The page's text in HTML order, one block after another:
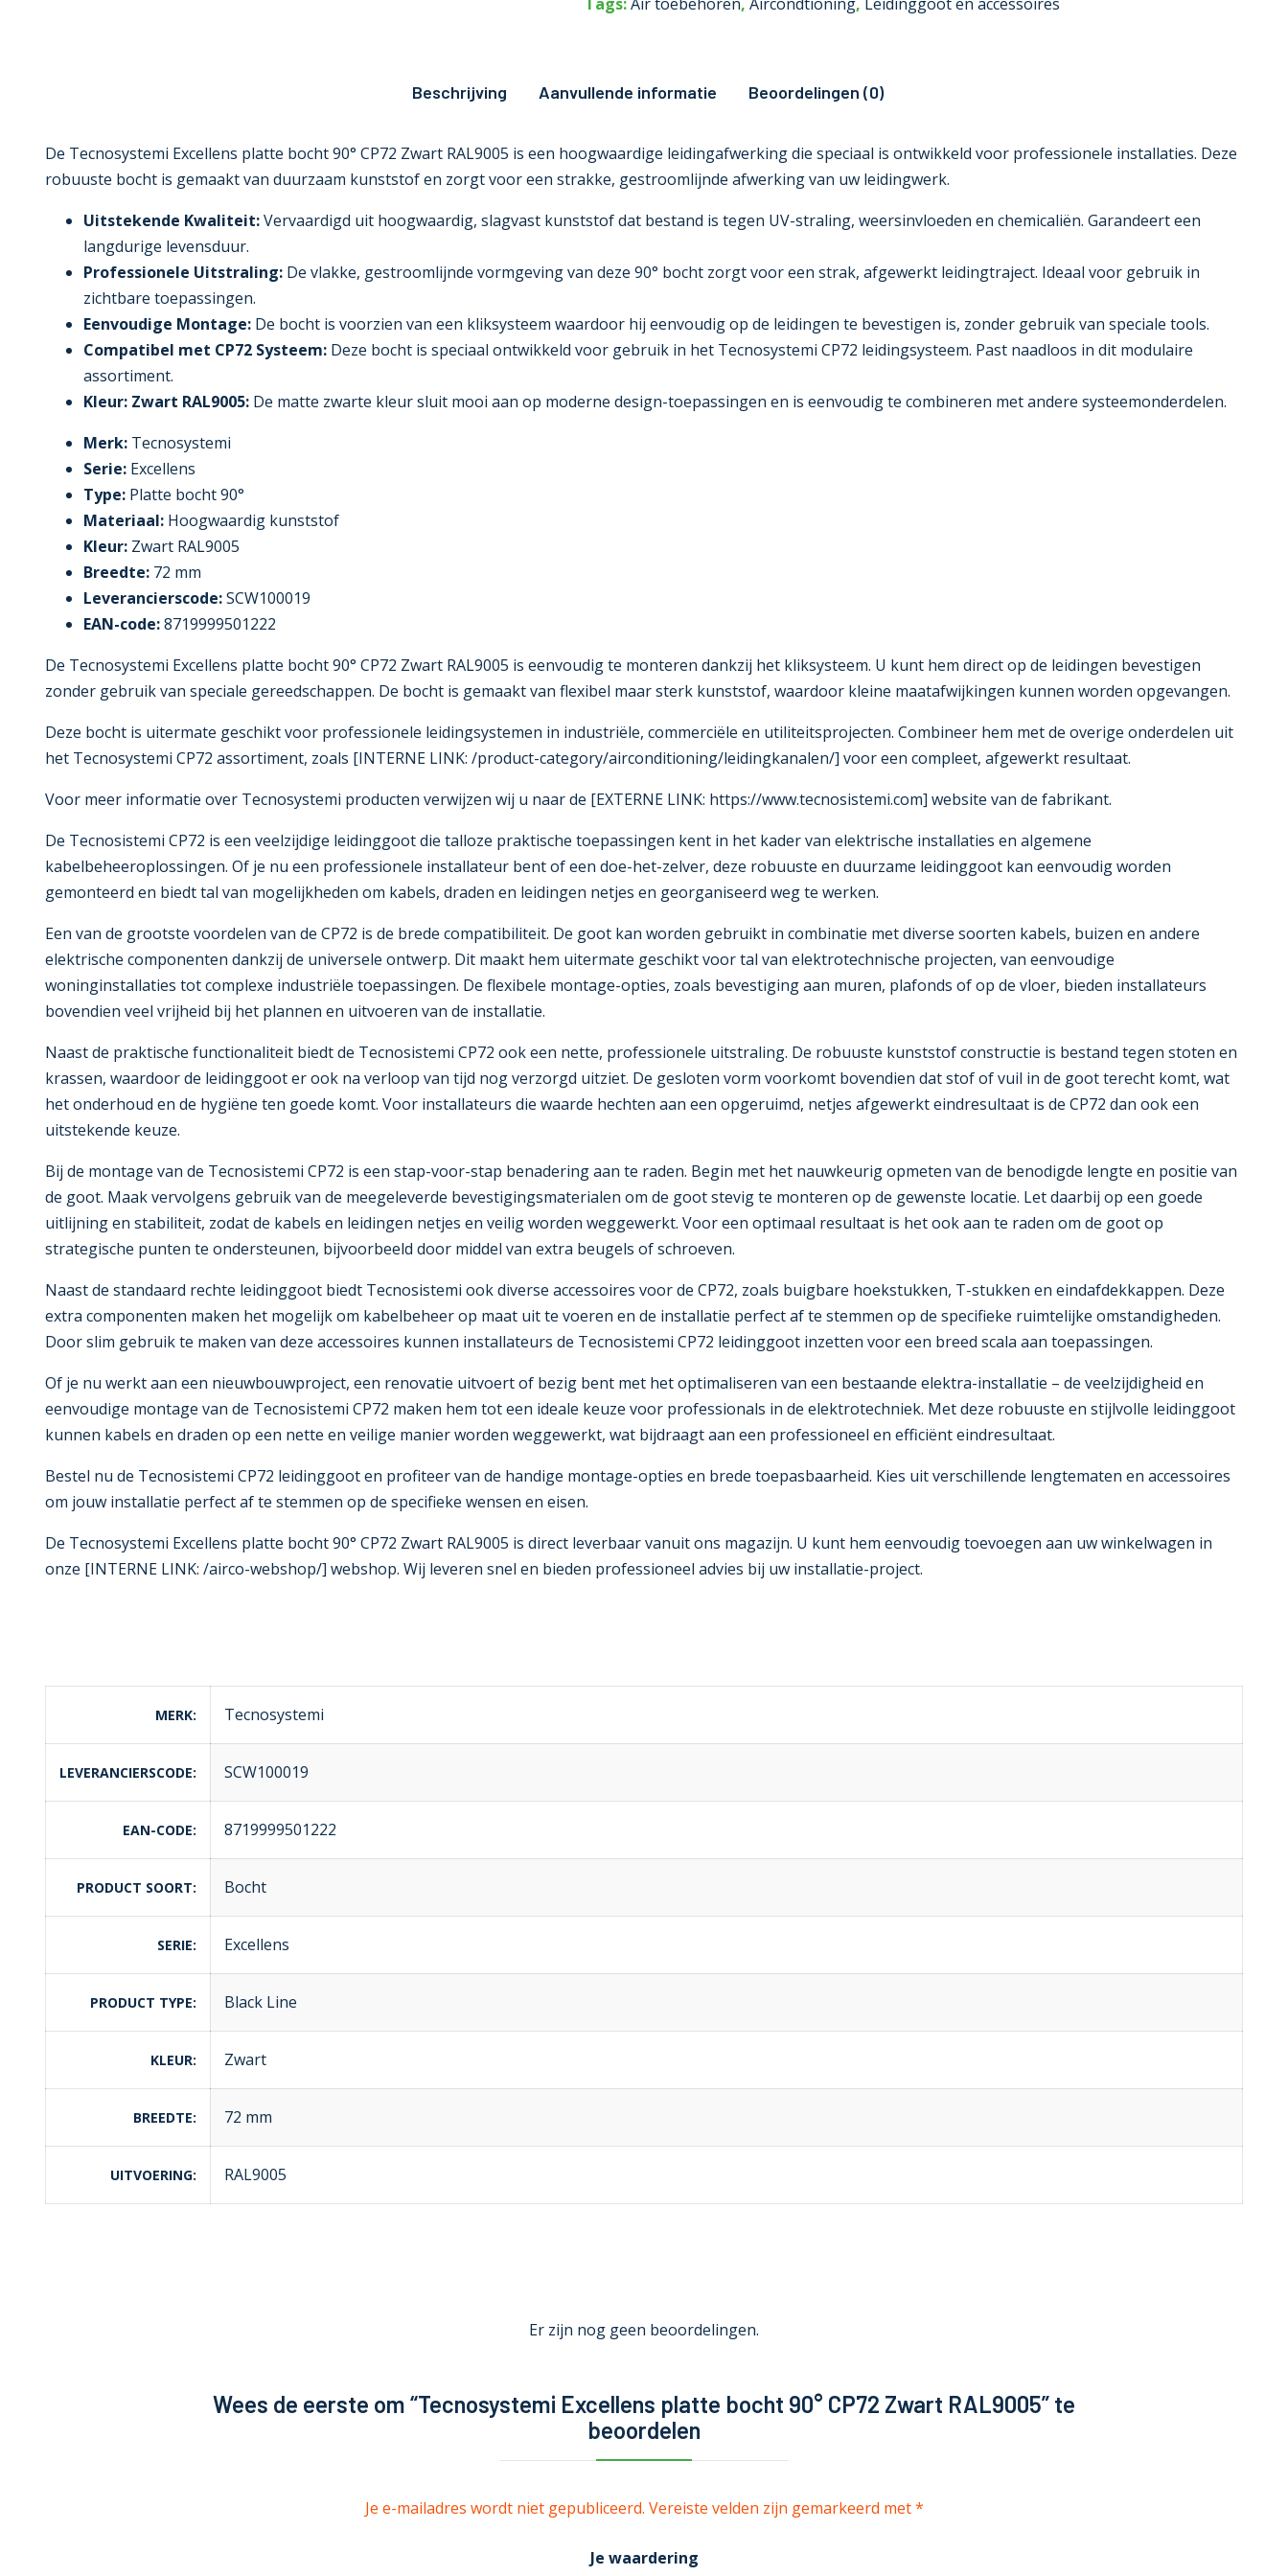
Beschrijving Aanvullende informatie Beoordelingen (0)
De Tecnosystemi Excellens platte bocht 90° CP72 Zwart RAL9005 is een hoogwaardige leidingafwerking die speciaal is ontwikkeld voor professionele installaties. Deze
robuuste bocht is gemaakt van duurzaam kunststof en zorgt voor een strakke, gestroomlijnde afwerking van uw leidingwerk.
Uitstekende Kwaliteit:Vervaardigd uit hoogwaardig, slagvast kunststof dat bestand is tegen UV-straling, weersinvloeden en chemicaliën. Garandeert een
langdurige levensduur.
Professionele Uitstraling: De vlakke, gestroomlijnde vormgeving van deze 90° bocht zorgt voor een strak, afgewerkt leidingtraject. Ideaal voor gebruik in
zichtbare toepassingen.
Eenvoudige Montage: De bocht is voorzien van een kliksysteem waardoor hij eenvoudig op de leidingen te bevestigen is, zonder gebruik van speciale tools.
Compatibel met CP72 Systeem: Deze bocht is speciaal ontwikkeld voor gebruik in het Tecnosystemi CP72 leidingsysteem. Past naadloos in dit modulaire
assortiment.
Kleur: Zwart RAL9005: De matte zwarte kleur sluit mooi aan op moderne design-toepassingen en is eenvoudig te combineren met andere systeemonderdelen.
Merk: Tecnosystemi
Serie: Excellens
Type: Platte bocht 90°
Materiaal: Hoogwaardig kunststof
Kleur: Zwart RAL9005
Breedte: 72 mm
Leverancierscode:SCW100019
EAN-code:8719999501222
De Tecnosystemi Excellens platte bocht 90° CP72 Zwart RAL9005 is eenvoudig te monteren dankzij het kliksysteem. U kunt hem direct op de leidingen bevestigen
zonder gebruik van speciale gereedschappen. De bocht is gemaakt van flexibel maar sterk kunststof, waardoor kleine maatafwijkingen kunnen worden opgevangen.
Deze bocht is uitermate geschikt voor professionele leidingsystemen in industriële, commerciële en utiliteitsprojecten. Combineer hem met de overige onderdelen uit
het Tecnosystemi CP72 assortiment, zoals [INTERNE LINK: /product-category/airconditioning/leidingkanalen/] voor een compleet, afgewerkt resultaat.
Voor meer informatie over Tecnosystemi producten verwijzen wij u naar de [EXTERNE LINK: https://www.tecnosistemi.com] website van de fabrikant.
De Tecnosistemi CP72 is een veelzijdige leidinggoot die talloze praktische toepassingen kent in het kader van elektrische installaties en algemene
kabelbeheeroplossingen. Of je nu een professionele installateur bent of een doe-het-zelver, deze robuuste en duurzame leidinggoot kan eenvoudig worden
gemonteerd en biedt tal van mogelijkheden om kabels, draden en leidingen netjes en georganiseerd weg te werken.
Een van de grootste voordelen van de CP72 is de brede compatibiliteit. De goot kan worden gebruikt in combinatie met diverse soorten kabels, buizen en andere
elektrische componenten dankzij de universele ontwerp. Dit maakt hem uitermate geschikt voor tal van elektrotechnische projecten, van eenvoudige
woninginstallaties tot complexe industriële toepassingen. De flexibele montage-opties, zoals bevestiging aan muren, plafonds of op de vloer, bieden installateurs
bovendien veel vrijheid bij het plannen en uitvoeren van de installatie.
Naast de praktische functionaliteit biedt de Tecnosistemi CP72 ook een nette, professionele uitstraling. De robuuste kunststof constructie is bestand tegen stoten en
krassen, waardoor de leidinggoot er ook na verloop van tijd nog verzorgd uitziet. De gesloten vorm voorkomt bovendien dat stof of vuil in de goot terecht komt, wat
het onderhoud en de hygiëne ten goede komt. Voor installateurs die waarde hechten aan een opgeruimd, netjes afgewerkt eindresultaat is de CP72 dan ook een
uitstekende keuze.
Bij de montage van de Tecnosistemi CP72 is een stap-voor-stap benadering aan te raden. Begin met het nauwkeurig opmeten van de benodigde lengte en positie van
de goot. Maak vervolgens gebruik van de meegeleverde bevestigingsmaterialen om de goot stevig te monteren op de gewenste locatie. Let daarbij op een goede
uitlijning en stabiliteit, zodat de kabels en leidingen netjes en veilig worden weggewerkt. Voor een optimaal resultaat is het ook aan te raden om de goot op
strategische punten te ondersteunen, bijvoorbeeld door middel van extra beugels of schroeven.
Naast de standaard rechte leidinggoot biedt Tecnosistemi ook diverse accessoires voor de CP72, zoals buigbare hoekstukken, T-stukken en eindafdekkappen. Deze
extra componenten maken het mogelijk om kabelbeheer op maat uit te voeren en de installatie perfect af te stemmen op de specifieke ruimtelijke omstandigheden.
Door slim gebruik te maken van deze accessoires kunnen installateurs de Tecnosistemi CP72 leidinggoot inzetten voor een breed scala aan toepassingen.
Of je nu werkt aan een nieuwbouwproject, een renovatie uitvoert of bezig bent met het optimaliseren van een bestaande elektra-installatie – de veelzijdigheid en
eenvoudige montage van de Tecnosistemi CP72 maken hem tot een ideale keuze voor professionals in de elektrotechniek. Met deze robuuste en stijlvolle leidinggoot
kunnen kabels en draden op een nette en veilige manier worden weggewerkt, wat bijdraagt aan een professioneel en efficiënt eindresultaat.
Bestel nu de Tecnosistemi CP72 leidinggoot en profiteer van de handige montage-opties en brede toepasbaarheid. Kies uit verschillende lengtematen en accessoires
om jouw installatie perfect af te stemmen op de specifieke wensen en eisen.
De Tecnosystemi Excellens platte bocht 90° CP72 Zwart RAL9005 is direct leverbaar vanuit ons magazijn. U kunt hem eenvoudig toevoegen aan uw winkelwagen in
onze [INTERNE LINK: /airco-webshop/] webshop. Wij leveren snel en bieden professioneel advies bij uw installatie-project.
MERK Tecnosystemi
LEVERANCIERSCODE SCW100019
EAN-CODE 8719999501222
PRODUCT SOORT Bocht
SERIE Excellens
PRODUCT TYPE Black Line
KLEUR Zwart
BREEDTE 72 mm
UITVOERING RAL9005
Er zijn nog geen beoordelingen.
Wees de eerste om “Tecnosystemi Excellens platte bocht 90° CP72 Zwart RAL9005” te
beoordelen
Je e-mailadres wordt niet gepubliceerd. Vereiste velden zijn gemarkeerd met*
Je waardering